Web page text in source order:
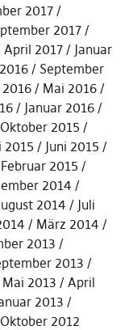
2017
2017
April 2017
Januar
September
2016
Mai 2016
Januar 2016
Oktober 2015
2015
Juni 2015
Februar 2015
2014
2014
Juli
März 2014
2013
2013
Mai 2013
April
2013
Oktober 2012